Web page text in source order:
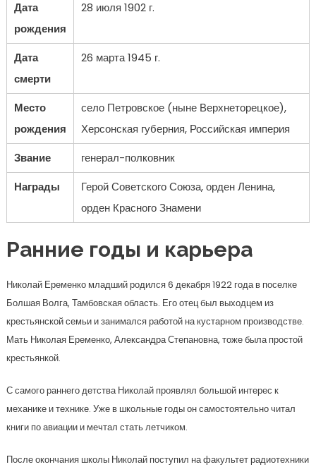
Дата
рождения
28 июля 1902 г.
Дата
смерти
26 марта 1945 г.
Место
рождения
село Петровское (ныне Верхнеторецкое),
Херсонская губерния, Российская империя
Звание
генерал-полковник
Награды
Герой Советского Союза, орден Ленина,
орден Красного Знамени
Ранние годы и карьера
Николай Еременко младший родился 6 декабря 1922 года в поселке
Болшая Волга, Тамбовская область. Его отец был выходцем из
крестьянской семьи и занимался работой на кустарном производстве.
Мать Николая Еременко, Александра Степановна, тоже была простой
крестьянкой.
С самого раннего детства Николай проявлял большой интерес к
механике и технике. Уже в школьные годы он самостоятельно читал
книги по авиации и мечтал стать летчиком.
После окончания школы Николай поступил на факультет радиотехники